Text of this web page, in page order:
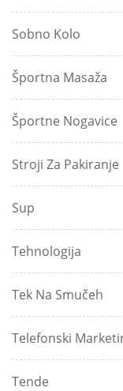
Sobno Kolo
Športna Masaža
Športne Nogavice
Stroji Za Pakiranje
Sup
Tehnologija
Tek Na Smučeh
Telefonski
Tende